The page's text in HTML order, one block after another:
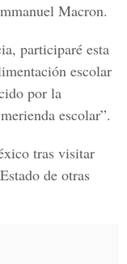
Macron.
participaré esta
escolar
por la
escolar”.
tras visitar
de otras